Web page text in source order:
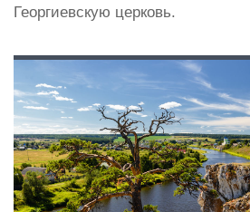
Георгиевскую церковь.